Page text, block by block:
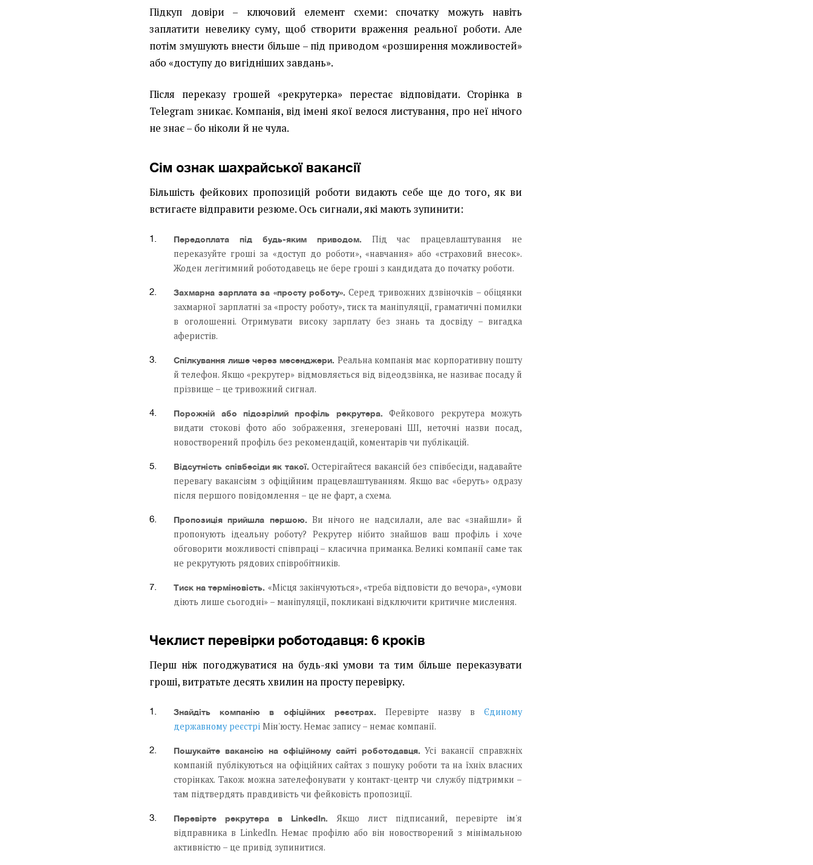
Підкуп довіри – ключовий елемент схеми: спочатку можуть навіть
заплатити невелику суму, щоб створити враження реальної роботи. Але
потім змушують внести більше – під приводом «розширення можливостей»
або «доступу до вигідніших завдань».
Після переказу грошей «рекрутерка» перестає відповідати. Сторінка в
Telegram зникає. Компанія, від імені якої велося листування, про неї нічого
не знає – бо ніколи й не чула.
Сім ознак шахрайської вакансії
Більшість фейкових пропозицій роботи видають себе ще до того, як ви
встигаєте відправити резюме. Ось сигнали, які мають зупинити:
Передоплата під будь-яким приводом.
Під час працевлаштування не
переказуйте гроші за «доступ до роботи», «навчання» або «страховий внесок».
Жоден легітимний роботодавець не бере гроші з кандидата до початку роботи.
Захмарна зарплата за «просту роботу». Серед тривожних дзвіночків – обіцянки
захмарної зарплатні за «просту роботу», тиск та маніпуляції, граматичні помилки
в оголошенні. Отримувати високу зарплату без знань та досвіду – вигадка
аферистів.
Спілкування лише через месенджери. Реальна компанія має корпоративну пошту
й телефон. Якщо «рекрутер» відмовляється від відеодзвінка, не називає посаду й
прізвище – це тривожний сигнал.
Порожній або підозрілий профіль рекрутера.
Фейкового рекрутера можуть
видати стокові фото або зображення, згенеровані ШІ, неточні назви посад,
новостворений профіль без рекомендацій, коментарів чи публікацій.
Відсутність співбесіди як такої. Остерігайтеся вакансій без співбесіди, надавайте
перевагу вакансіям з офіційним працевлаштуванням. Якщо вас «беруть» одразу
після першого повідомлення – це не фарт, а схема.
Пропозиція прийшла першою. Ви нічого не надсилали, але вас «знайшли» й
пропонують ідеальну роботу? Рекрутер нібито знайшов ваш профіль і хоче
обговорити можливості співпраці – класична приманка. Великі компанії саме так
не рекрутують рядових співробітників.
Тиск на терміновість. «Місця закінчуються», «треба відповісти до вечора», «умови
діють лише сьогодні» – маніпуляції, покликані відключити критичне мислення.
Чеклист перевірки роботодавця: 6 кроків
Перш ніж погоджуватися на будь-які умови та тим більше переказувати
гроші, витратьте десять хвилин на просту перевірку.
Знайдіть компанію в офіційних реєстрах. Перевірте назву вЄдиному
державному реєстрі Мін'юсту. Немає запису – немає компанії.
Пошукайте вакансію на офіційному сайті роботодавця. Усі вакансії справжніх
компаній публікуються на офіційних сайтах з пошуку роботи та на їхніх власних
сторінках. Також можна зателефонувати у контакт-центр чи службу підтримки –
там підтвердять правдивість чи фейковість пропозиції.
Перевірте рекрутера в LinkedIn.
Якщо лист підписаний, перевірте ім'я
відправника в LinkedIn. Немає профілю або він новостворений з мінімальною
активністю – це привід зупинитися.